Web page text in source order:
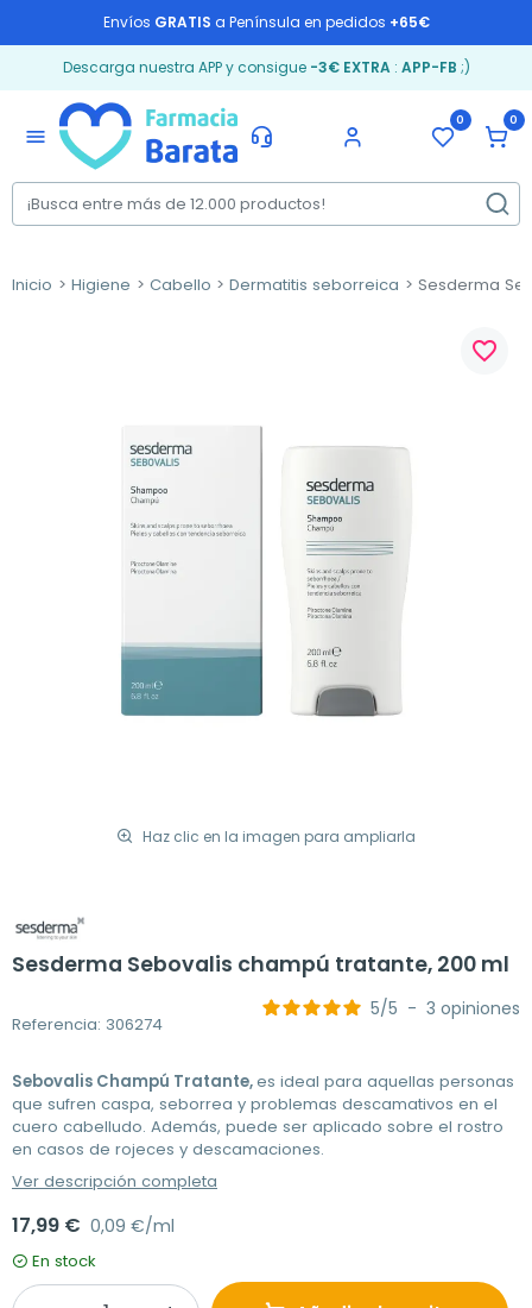
Envíos GRATIS a Península en pedidos +65€
Descarga nuestra APP y consigue -3€ EXTRA: APP-FB ;)
menu
0 0
Inicio Higiene Cabello Dermatitis seborreica Sesderma
Haz clic en la imagen para ampliarla
favorite_border
Sesderma Sebovalis champú tratante, 200 ml
Referencia: 306274
5/5 - 3 opiniones
Sebovalis Champú Tratante,es ideal para aquellas personas
que sufren caspa, seborrea y problemas descamativos en el
cuero cabelludo. Además, puede ser aplicado sobre el rostro
en casos de rojeces y descamaciones.
Ver descripción completa
17,99 € 0,09 €/ml
En stock